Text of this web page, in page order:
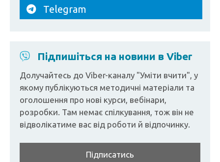
Telegram
Підпишіться на новини в Viber
Долучайтесь до Viber-каналу "Уміти вчити", у
якому публікуються методичні матеріали та
оголошення про нові курси, вебінари,
розробки. Там немає спілкування, тож він не
відволікатиме вас від роботи й відпочинку.
Підписатись